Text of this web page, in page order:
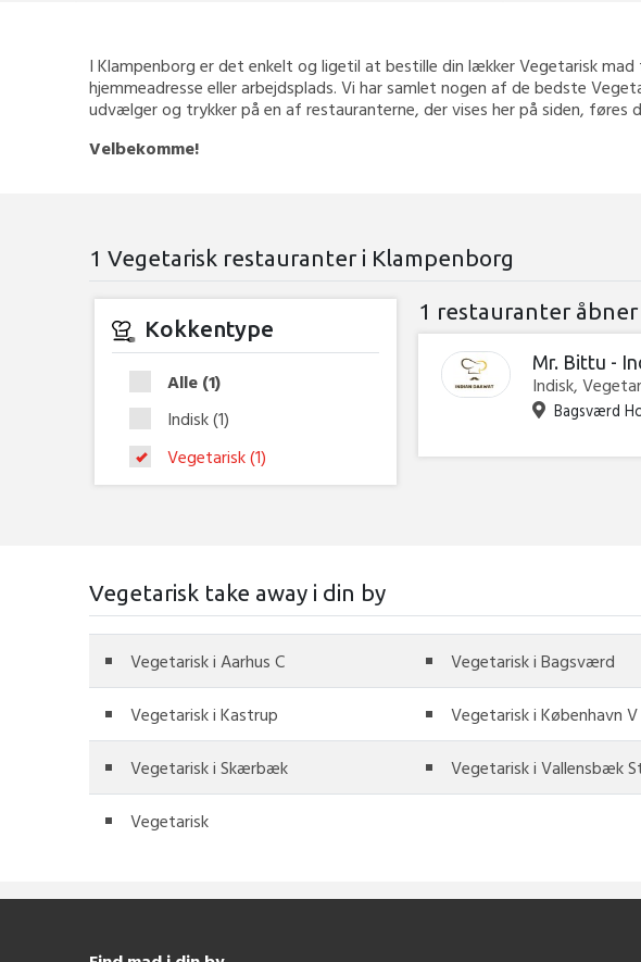
I Klampenborg er det enkelt og ligetil at bestille din lækker Vegetarisk
hjemmeadresse eller arbejdsplads. Vi har samlet nogen af de bedste
udvælger og trykker på en af restauranterne, der vises her på siden,
Velbekomme!
1 Vegetarisk restauranter i Klampenborg
Kokkentype
Alle (1)
Indisk(1)
Vegetarisk(1)
1 restauranter åbner
Mr. Bittu -
Indisk,
Bagsværd
Vegetarisk take away i din by
Vegetarisk i Aarhus C Vegetarisk i Bagsværd
Vegetarisk i Kastrup Vegetarisk i København V
Vegetarisk i Skærbæk Vegetarisk i Vallensbæk
Vegetarisk